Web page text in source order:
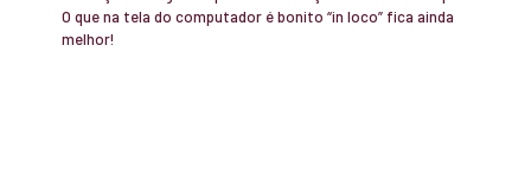
O que na tela do computador é bonito “in loco” fica ainda
melhor!